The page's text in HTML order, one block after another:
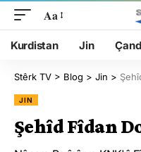
Aa
Kurdistan Jin
Stêrk TV > Blog > Jin >
JIN
Şehîd Fîdan